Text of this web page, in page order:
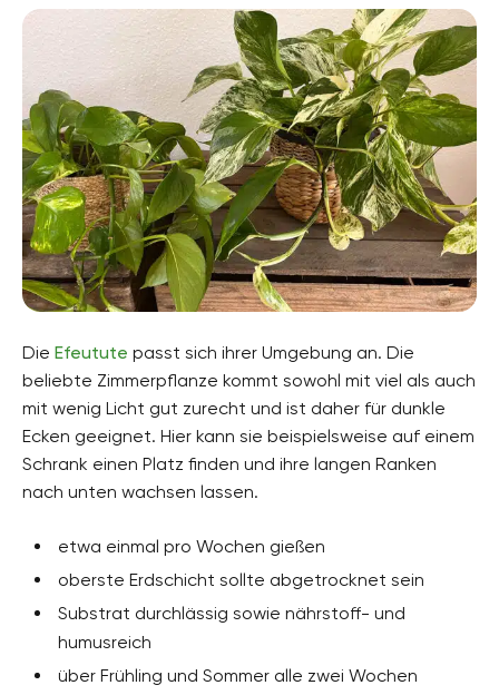
Die Efeutute passt sich ihrer Umgebung an. Die
beliebte Zimmerpflanze kommt sowohl mit viel als auch
mit wenig Licht gut zurecht und ist daher für dunkle
Ecken geeignet. Hier kann sie beispielsweise auf einem
Schrank einen Platz finden und ihre langen Ranken
nach unten wachsen lassen.
etwa einmal pro Wochen gießen
oberste Erdschicht sollte abgetrocknet sein
Substrat durchlässig sowie nährstoff- und
humusreich
über Frühling und Sommer alle zwei Wochen